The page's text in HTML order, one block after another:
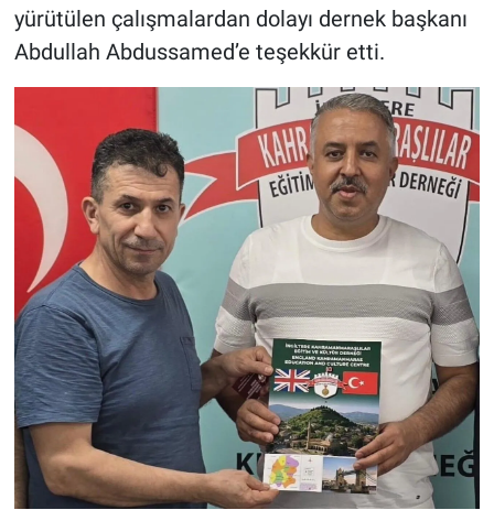
yürütülen çalışmalardan dolayı dernek başkanı
Abdullah Abdussamed’e teşekkür etti.